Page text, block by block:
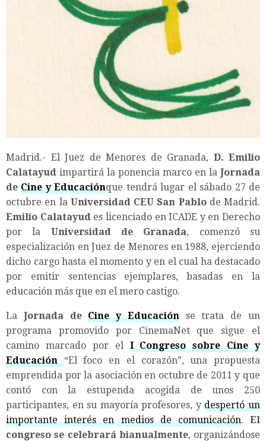
Madrid.- El Juez de Menores de Granada, D. Emilio
Calatayud impartirá la ponencia marco en la Jornada
deCine y Educaciónque tendrá lugar el sábado 27 de
octubre en la Universidad CEU San Pablode Madrid.
Emilio Calatayudes licenciado en ICADE y en Derecho
por la Universidad de Granada, comenzó su
especialización en Juez de Menores en 1988, ejerciendo
dicho cargo hasta el momento y en el cual ha destacado
por emitir sentencias ejemplares, basadas en la
educación más que en el mero castigo.
La Jornada deCine y Educaciónse trata de un
programa promovido por CinemaNet que sigue el
camino marcado por el I Congreso sobre Cine y
Educación“El foco en el corazón”, una propuesta
emprendida por la asociación en octubre de 2011 y que
contó con la estupenda acogida de unos 250
participantes, en su mayoría profesores, ydespertó un
importante interés en medios de comunicación.El
congreso se celebrará bianualmente, organizándose